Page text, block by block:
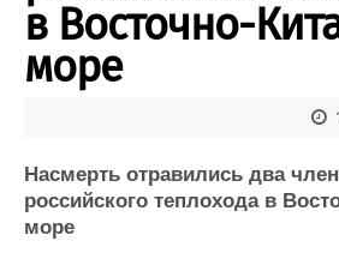
Образование
Яхты и катера
Еще
Судостроение
Компании
Репутация
Работа
Доска
Изделия
в Восточно-
море
Насмерть отравились два
российского теплохода в
море